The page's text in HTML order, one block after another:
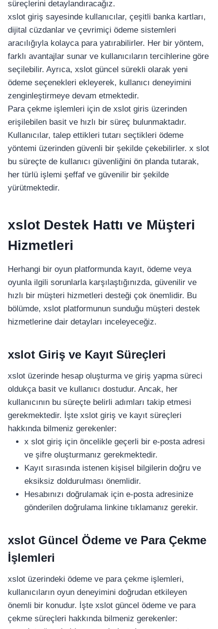
อุปกรณ์เครื่องใช้ภายในครัว
อุปกรณ์เครื่องใช้ภายในครัว
เตาอบไฟฟ้า
หม้อทอดไร้น้ำมัน
เครื่องปั่นผลไม้
สินค้าตามแบรนด์
süreçlerini detaylandıracağız.
xslot giriş sayesinde kullanıcılar, çeşitli banka kartları,
dijital cüzdanlar ve çevrimiçi ödeme sistemleri
aracılığıyla kolayca para yatırabilirler. Her bir yöntem,
farklı avantajlar sunar ve kullanıcıların tercihlerine göre
seçilebilir. Ayrıca, xslot güncel sürekli olarak yeni
ödeme seçenekleri ekleyerek, kullanıcı deneyimini
zenginleştirmeye devam etmektedir.
Para çekme işlemleri için de xslot giris üzerinden
erişilebilen basit ve hızlı bir süreç bulunmaktadır.
Kullanıcılar, talep ettikleri tutarı seçtikleri ödeme
yöntemi üzerinden güvenli bir şekilde çekebilirler. x slot
bu süreçte de kullanıcı güvenliğini ön planda tutarak,
her türlü işlemi şeffaf ve güvenilir bir şekilde
yürütmektedir.
xslot Destek Hattı ve Müşteri
Hizmetleri
Herhangi bir oyun platformunda kayıt, ödeme veya
oyunla ilgili sorunlarla karşılaştığınızda, güvenilir ve
hızlı bir müşteri hizmetleri desteği çok önemlidir. Bu
bölümde, xslot platformunun sunduğu müşteri destek
hizmetlerine dair detayları inceleyeceğiz.
xslot Giriş ve Kayıt Süreçleri
xslot üzerinde hesap oluşturma ve giriş yapma süreci
oldukça basit ve kullanıcı dostudur. Ancak, her
kullanıcının bu süreçte belirli adımları takip etmesi
gerekmektedir. İşte xslot giriş ve kayıt süreçleri
hakkında bilmeniz gerekenler:
x slot giriş için öncelikle geçerli bir e-posta adresi
ve şifre oluşturmanız gerekmektedir.
Kayıt sırasında istenen kişisel bilgilerin doğru ve
eksiksiz doldurulması önemlidir.
Hesabınızı doğrulamak için e-posta adresinize
gönderilen doğrulama linkine tıklamanız gerekir.
xslot Güncel Ödeme ve Para Çekme
İşlemleri
xslot üzerindeki ödeme ve para çekme işlemleri,
kullanıcıların oyun deneyimini doğrudan etkileyen
önemli bir konudur. İşte xslot güncel ödeme ve para
çekme süreçleri hakkında bilmeniz gerekenler: